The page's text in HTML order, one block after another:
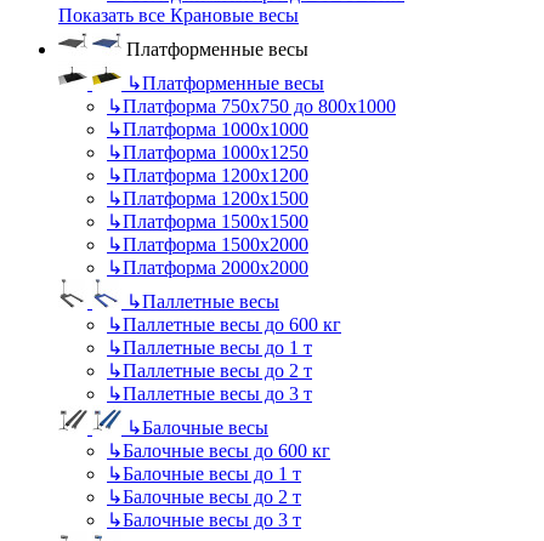
Показать все Крановые весы
Платформенные весы
↳Платформенные весы
↳Платформа 750х750 до 800х1000
↳Платформа 1000х1000
↳Платформа 1000х1250
↳Платформа 1200х1200
↳Платформа 1200х1500
↳Платформа 1500х1500
↳Платформа 1500х2000
↳Платформа 2000х2000
↳Паллетные весы
↳Паллетные весы до 600 кг
↳Паллетные весы до 1 т
↳Паллетные весы до 2 т
↳Паллетные весы до 3 т
↳Балочные весы
↳Балочные весы до 600 кг
↳Балочные весы до 1 т
↳Балочные весы до 2 т
↳Балочные весы до 3 т